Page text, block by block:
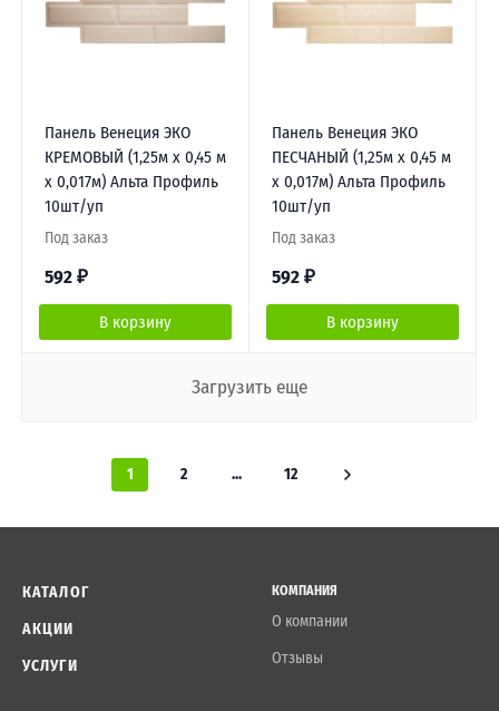
Панель Венеция ЭКО
КРЕМОВЫЙ (1,25м х 0,45 м
х 0,017м) Альта Профиль
10шт/уп
Под заказ
592 ₽
В корзину
Панель Венеция ЭКО
ПЕСЧАНЫЙ (1,25м х 0,45 м
х 0,017м) Альта Профиль
10шт/уп
Под заказ
592 ₽
В корзину
Загрузить еще
1 2 ... 12
КАТАЛОГ
АКЦИИ
УСЛУГИ
КОМПАНИЯ
О компании
Отзывы